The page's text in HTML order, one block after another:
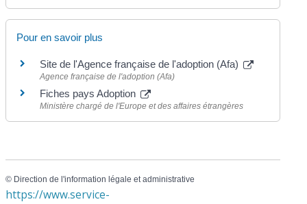
Pour en savoir plus
Site de l'Agence française de l'adoption (Afa)
Agence française de l'adoption (Afa)
Fiches pays Adoption
Ministère chargé de l'Europe et des affaires étrangères
© Direction de l'information légale et administrative
https://www.service-